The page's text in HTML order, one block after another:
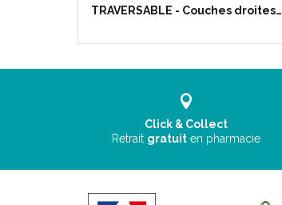
TRAVERSABLE - Couches droites…
Click & Collect
Retrait gratuit en pharmacie